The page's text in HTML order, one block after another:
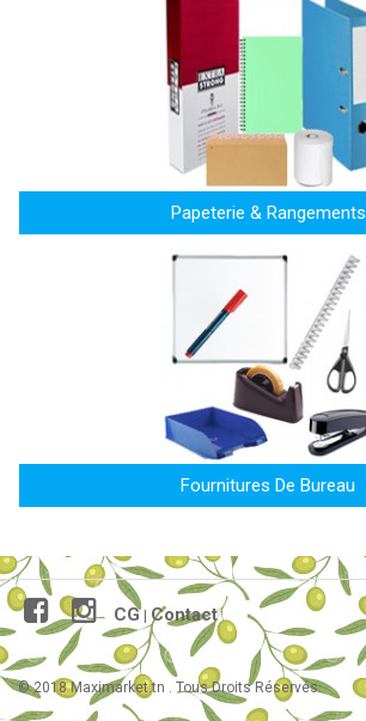
Papeterie & Rangements
Fournitures De Bureau
CG| Contact
© 2018 Maximarket.tn . Tous Droits Réservés.